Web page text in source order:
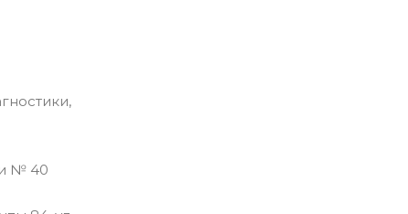
№ 40